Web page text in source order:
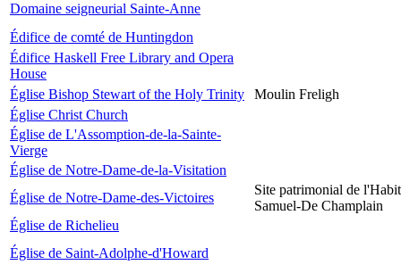
Domaine seigneurial Sainte-Anne
Édifice de comté de Huntingdon
Édifice Haskell Free Library and Opera
House
Église Bishop Stewart of the Holy Trinity
Moulin Freligh
Église Christ Church
Église de L'Assomption-de-la-Sainte-
Vierge
Église de Notre-Dame-de-la-Visitation
Église de Notre-Dame-des-Victoires
Site patrimonial de
Samuel-De Champlain
Église de Richelieu
Église de Saint-Adolphe-d'Howard